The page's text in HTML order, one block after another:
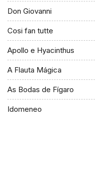
Don Giovanni
Cosi fan tutte
Apollo e Hyacinthus
A Flauta Mágica
As Bodas de Fígaro
Idomeneo